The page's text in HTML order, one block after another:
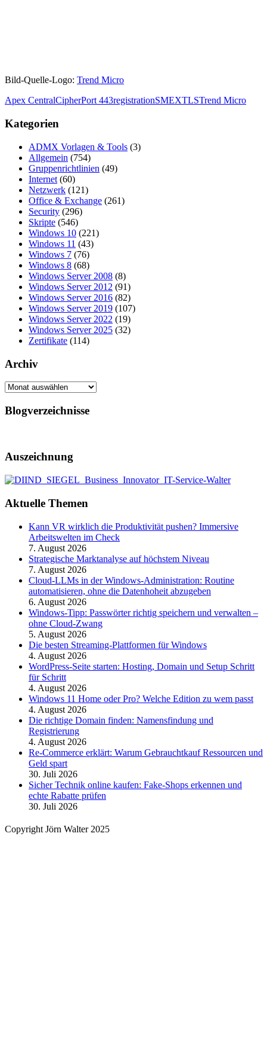
Bild-Quelle-Logo: Trend Micro
Apex CentralCipherPort 443registrationSMEXTLSTrend Micro
Kategorien
ADMX Vorlagen & Tools (3)
Allgemein (754)
Gruppenrichtlinien (49)
Internet (60)
Netzwerk (121)
Office & Exchange (261)
Security (296)
Skripte (546)
Windows 10 (221)
Windows 11 (43)
Windows 7 (76)
Windows 8 (68)
Windows Server 2008 (8)
Windows Server 2012 (91)
Windows Server 2016 (82)
Windows Server 2019 (107)
Windows Server 2022 (19)
Windows Server 2025 (32)
Zertifikate (114)
Archiv
Archiv
Blogverzeichnisse
Auszeichnung
Aktuelle Themen
Kann VR wirklich die Produktivität pushen? Immersive
Arbeitswelten im Check
7. August 2026
Strategische Marktanalyse auf höchstem Niveau
7. August 2026
Cloud-LLMs in der Windows-Administration: Routine
automatisieren, ohne die Datenhoheit abzugeben
6. August 2026
Windows-Tipp: Passwörter richtig speichern und verwalten –
ohne Cloud-Zwang
5. August 2026
Die besten Streaming-Plattformen für Windows
4. August 2026
WordPress-Seite starten: Hosting, Domain und Setup Schritt
für Schritt
4. August 2026
Windows 11 Home oder Pro? Welche Edition zu wem passt
4. August 2026
Die richtige Domain finden: Namensfindung und
Registrierung
4. August 2026
Re-Commerce erklärt: Warum Gebrauchtkauf Ressourcen und
Geld spart
30. Juli 2026
Sicher Technik online kaufen: Fake-Shops erkennen und
echte Rabatte prüfen
30. Juli 2026
Copyright Jörn Walter 2025